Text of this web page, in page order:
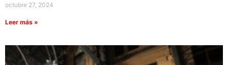
octubre 27, 2024
Leer más »